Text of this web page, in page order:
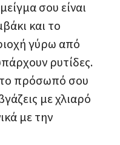
σου είναι
και το
γύρω από
ρυτίδες.
πρόσωπό σου
με χλιαρό
με την